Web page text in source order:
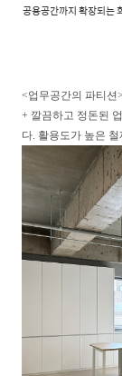
공용공간까지 확장되
<업무공간의 파티션>
+ 깔끔하고 정돈된
다. 활용도가 높은